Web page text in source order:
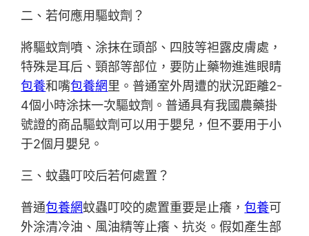
二、若何應用驅蚊劑？
將驅蚊劑噴、涂抹在頭部、四肢等袒露皮膚處，
特殊是耳后、頸部等部位，要防止藥物進進眼睛
包養和嘴包養網里。普通室外周遭的狀況距離2-
4個小時涂抹一次驅蚊劑。普通具有我國農藥掛
號證的商品驅蚊劑可以用于嬰兒，但不要用于小
于2個月嬰兒。
三、蚊蟲叮咬后若何處置？
普通包養網蚊蟲叮咬的處置重要是止癢，包養可
外涂清冷油、風油精等止癢、抗炎。假如產生部